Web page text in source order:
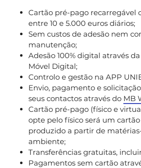
Cartão pré-pago recarregável
entre 10 e 5.000 euros diários;
Sem custos de adesão nem
manutenção;
Adesão 100% digital através
Móvel Digital;
Controlo e gestão na APP
Envio, pagamento e
seus contactos através do MB
Cartão pré-pago (físico e
opte pelo físico será um cartão
produzido a partir de
ambiente;
Transferências gratuitas,
Pagamentos sem cartão